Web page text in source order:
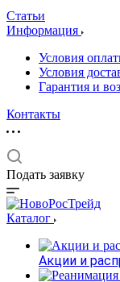
Статьи
Информация
Условия
Условия
Гарантия и
Контакты
Подать заявку
Каталог
Акции и